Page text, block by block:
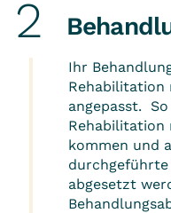
Ihr
Rehabilitation
angepasst.
Rehabilitation
kommen und
durchgeführte
abgesetzt